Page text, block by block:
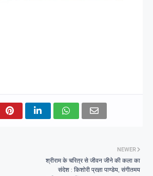
NEWER
श्रीराम के चरित्र से जीवन जीने की कला का
संदेश : किशोरी प्रज्ञा पाण्डेय, संगीतमय